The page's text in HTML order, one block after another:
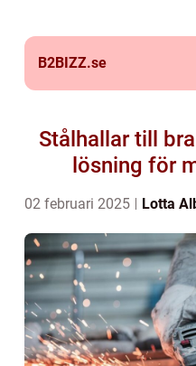
B2BIZZ.se
Stålhallar till
lösning för
02 februari 2025 Lotta